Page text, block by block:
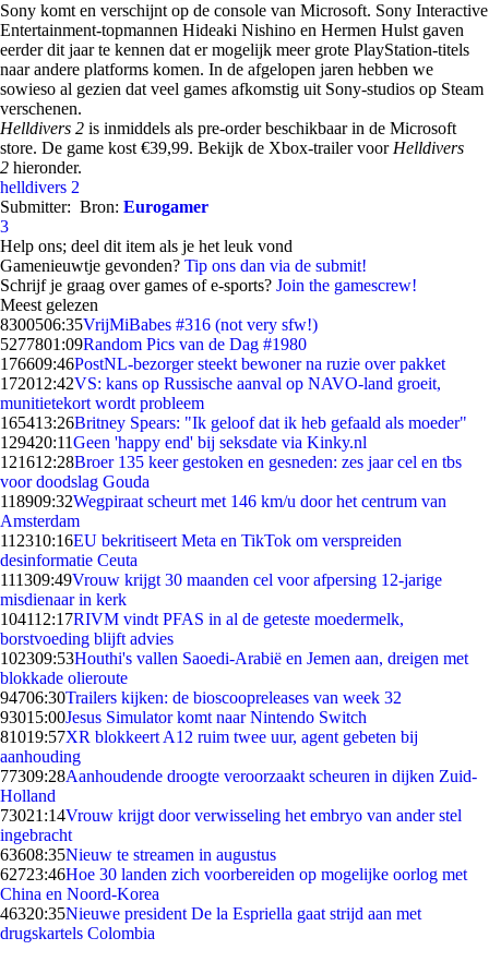
Sony komt en verschijnt op de console van Microsoft. Sony Interactive
Entertainment-topmannen Hideaki Nishino en Hermen Hulst gaven
eerder dit jaar te kennen dat er mogelijk meer grote PlayStation-titels
naar andere platforms komen. In de afgelopen jaren hebben we
sowieso al gezien dat veel games afkomstig uit Sony-studios op Steam
verschenen.
Helldivers 2 is inmiddels als pre-order beschikbaar in de Microsoft
store. De game kost €39,99. Bekijk de Xbox-trailer voor Helldivers
2 hieronder.
helldivers 2
Submitter: Bron: Eurogamer
3
Help ons; deel dit item als je het leuk vond
Gamenieuwtje gevonden? Tip ons dan via de submit!
Schrijf je graag over games of e-sports? Join the gamescrew!
Meest gelezen
8300506:35VrijMiBabes #316 (not very sfw!)
5277801:09Random Pics van de Dag #1980
176609:46PostNL-bezorger steekt bewoner na ruzie over pakket
172012:42VS: kans op Russische aanval op NAVO-land groeit,
munitietekort wordt probleem
165413:26Britney Spears: "Ik geloof dat ik heb gefaald als moeder"
129420:11Geen 'happy end' bij seksdate via Kinky.nl
121612:28Broer 135 keer gestoken en gesneden: zes jaar cel en tbs
voor doodslag Gouda
118909:32Wegpiraat scheurt met 146 km/u door het centrum van
Amsterdam
112310:16EU bekritiseert Meta en TikTok om verspreiden
desinformatie Ceuta
111309:49Vrouw krijgt 30 maanden cel voor afpersing 12-jarige
misdienaar in kerk
104112:17RIVM vindt PFAS in al de geteste moedermelk,
borstvoeding blijft advies
102309:53Houthi's vallen Saoedi-Arabië en Jemen aan, dreigen met
blokkade olieroute
94706:30Trailers kijken: de bioscoopreleases van week 32
93015:00Jesus Simulator komt naar Nintendo Switch
81019:57XR blokkeert A12 ruim twee uur, agent gebeten bij
aanhouding
77309:28Aanhoudende droogte veroorzaakt scheuren in dijken Zuid-
Holland
73021:14Vrouw krijgt door verwisseling het embryo van ander stel
ingebracht
63608:35Nieuw te streamen in augustus
62723:46Hoe 30 landen zich voorbereiden op mogelijke oorlog met
China en Noord-Korea
46320:35Nieuwe president De la Espriella gaat strijd aan met
drugskartels Colombia